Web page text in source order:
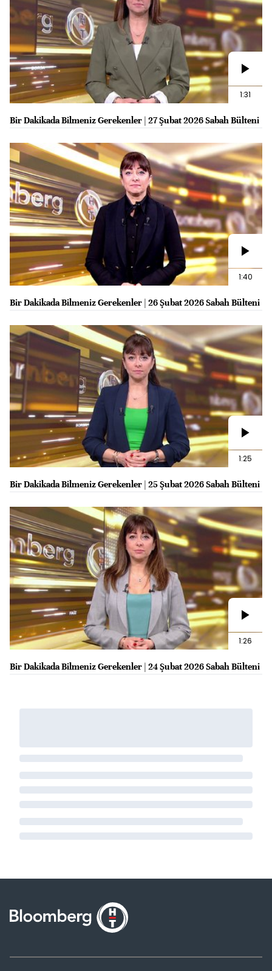
1:31
Bir Dakikada Bilmeniz Gerekenler | 27 Şubat 2026 Sabah Bülteni
1:40
Bir Dakikada Bilmeniz Gerekenler | 26 Şubat 2026 Sabah Bülteni
1:25
Bir Dakikada Bilmeniz Gerekenler | 25 Şubat 2026 Sabah Bülteni
1:26
Bir Dakikada Bilmeniz Gerekenler | 24 Şubat 2026 Sabah Bülteni